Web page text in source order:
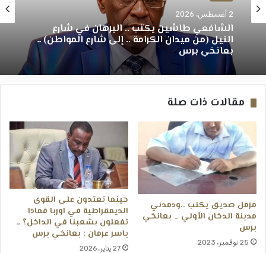
2 أغسطس، 2026
الشافعي طاشين يكتب .. البرهان في شارع
النيل (من ميدان الكرامة .. إلى شارع المواطن) ــ
بعانخي برس
مقالات ذات صلة
مزمل صديق يكتب ..ودمدني
مدينة الدخان الأولي _ بعانخي
برس
25 نوفمبر، 2023
حينما تعتدون على القوى
الديمقراطية في اوربا فماذا
تفعلون بشعبنا في الداخل؟ ــ
ياسر عرمان : بعانخي برس
27 يناير، 2026